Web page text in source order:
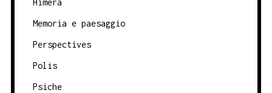
Himera
Memoria e paesaggio
Perspectives
Polis
Psiche